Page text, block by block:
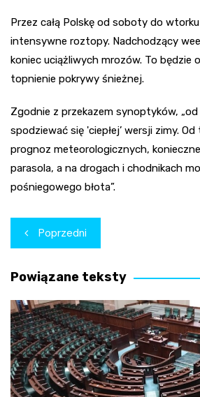
Przez całą Polskę od soboty do
intensywne roztopy. Nadchodzący
koniec uciążliwych mrozów. To będzie
topnienie pokrywy śnieżnej.
Zgodnie z przekazem synoptyków,
spodziewać się 'ciepłej’ wersji zimy.
prognoz meteorologicznych,
parasola, a na drogach i chodnikach
pośniegowego błota”.
Nawigacja
wpisu
Poprzedni
Powiązane teksty